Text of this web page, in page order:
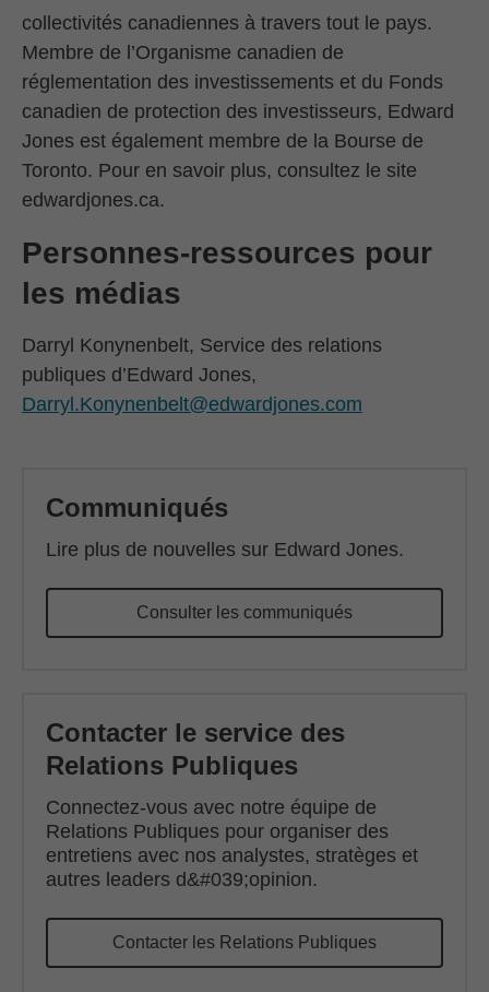
collectivités canadiennes à travers tout le pays.
Membre de l’Organisme canadien de
réglementation des investissements et du Fonds
canadien de protection des investisseurs, Edward
Jones est également membre de la Bourse de
Toronto. Pour en savoir plus, consultez le site
edwardjones.ca.
Personnes-ressources pour
les médias
Darryl Konynenbelt, Service des relations
publiques d’Edward Jones,
Darryl.Konynenbelt@edwardjones.com
Communiqués
Lire plus de nouvelles sur Edward Jones.
Consulter les communiqués
Contacter le service des
Relations Publiques
Connectez-vous avec notre équipe de
Relations Publiques pour organiser des
entretiens avec nos analystes, stratèges et
autres leaders d&#039;opinion.
Contacter les Relations Publiques